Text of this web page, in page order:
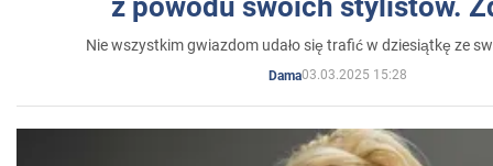
Nie wszystkim gwiazdom udało się trafić w dziesiątkę ze
Dama03.03.2025 15:28